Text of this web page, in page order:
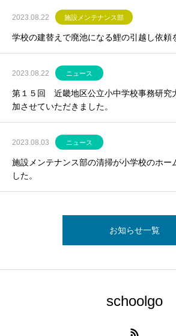
2023.08.22 施設メンテナンス部
学校の建替えで廃池になる鯉の引越し依頼
2023.08.22 ニュース
第１５回 近畿地区公立小中学校事務研究
加させていただきました。
2023.08.03 ニュース
施設メンテナンス部の清掃が小学校のホー
した。
お知らせ一覧
schoolgo